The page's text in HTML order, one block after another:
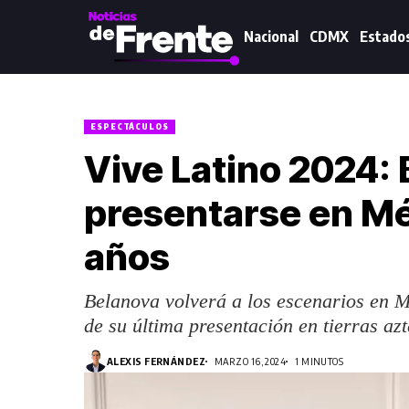
Nacional CDMX
ESPECTÁCULOS
Vive Latino 2024:
presentarse en
años
Belanova volverá a los escenarios en
de su última presentación en tierras
ALEXIS FERNÁNDEZ MARZO 16, 2024 1 MINUTOS